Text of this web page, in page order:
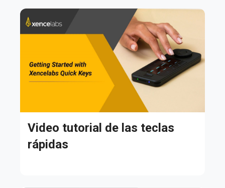
Video tutorial de las teclas
rápidas